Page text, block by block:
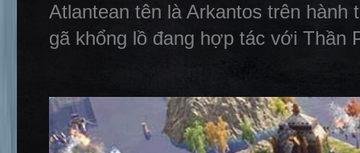
Atlantean tên là Arkantos trên
gã khổng lồ đang hợp tác với Thần